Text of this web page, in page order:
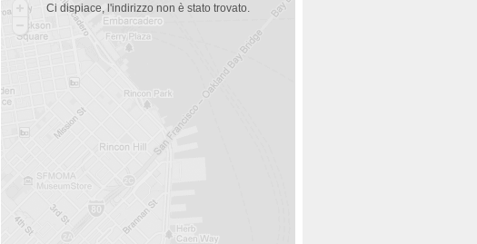
Ci dispiace, l'indirizzo non è stato trovato.